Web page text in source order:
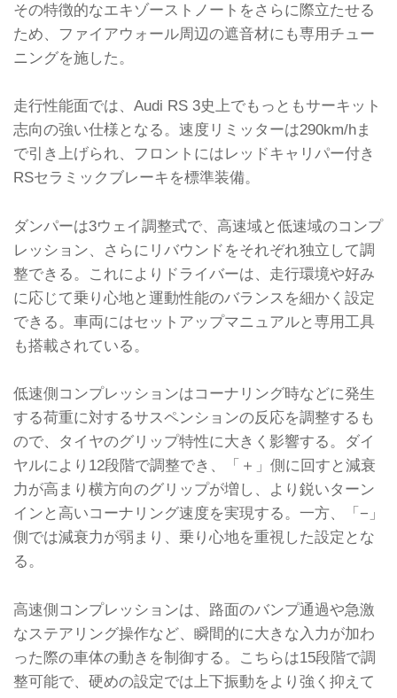
その特徴的なエキゾーストノートをさらに際立たせる
ため、ファイアウォール周辺の遮音材にも専用チュー
ニングを施した。
走行性能面では、Audi RS 3史上でもっともサーキット
志向の強い仕様となる。速度リミッターは290km/hま
で引き上げられ、フロントにはレッドキャリパー付き
RSセラミックブレーキを標準装備。
ダンパーは3ウェイ調整式で、高速域と低速域のコンプ
レッション、さらにリバウンドをそれぞれ独立して調
整できる。これによりドライバーは、走行環境や好み
に応じて乗り心地と運動性能のバランスを細かく設定
できる。車両にはセットアップマニュアルと専用工具
も搭載されている。
低速側コンプレッションはコーナリング時などに発生
する荷重に対するサスペンションの反応を調整するも
ので、タイヤのグリップ特性に大きく影響する。ダイ
ヤルにより12段階で調整でき、「＋」側に回すと減衰
力が高まり横方向のグリップが増し、より鋭いターン
インと高いコーナリング速度を実現する。一方、「−」
側では減衰力が弱まり、乗り心地を重視した設定とな
る。
高速側コンプレッションは、路面のバンプ通過や急激
なステアリング操作など、瞬間的に大きな入力が加わ
った際の車体の動きを制御する。こちらは15段階で調
整可能で、硬めの設定では上下振動をより強く抑えて